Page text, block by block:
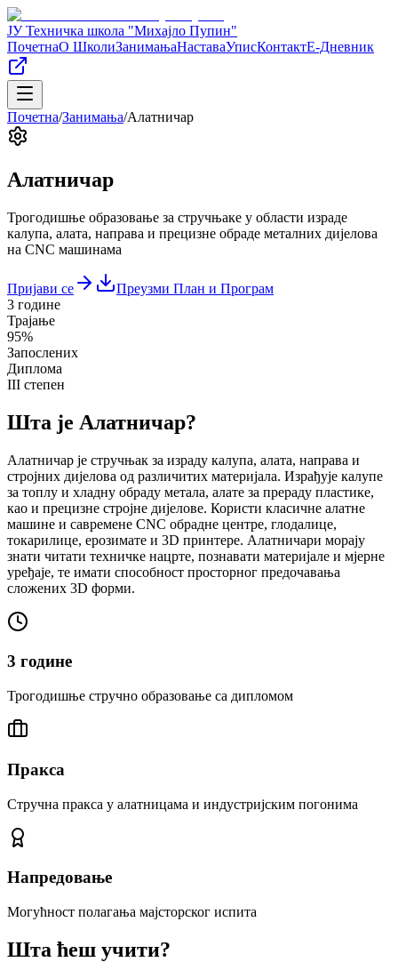
ЈУ Техничка школа "Михајло Пупин"
ПочетнаО ШколиЗанимањаНаставаУписКонтактЕ-Дневник
Почетна/Занимања/Алатничар
Алатничар
Трогодишње образовање за стручњаке у области израде
калупа, алата, направа и прецизне обраде металних дијелова
на CNC машинама
Пријави се
Преузми План и Програм
3 године
Трајање
95%
Запослених
Диплома
III степен
Шта је Алатничар?
Алатничар је стручњак за израду калупа, алата, направа и
стројних дијелова од различитих материјала. Израђује калупе
за топлу и хладну обраду метала, алате за прераду пластике,
као и прецизне стројне дијелове. Користи класичне алатне
машине и савремене CNC обрадне центре, глодалице,
токарилице, ерозимате и 3D принтере. Алатничари морају
знати читати техничке нацрте, познавати материјале и мјерне
уређаје, те имати способност просторног предочавања
сложених 3D форми.
3 године
Трогодишње стручно образовање са дипломом
Пракса
Стручна пракса у алатницама и индустријским погонима
Напредовање
Могућност полагања мајсторског испита
Шта ћеш учити?